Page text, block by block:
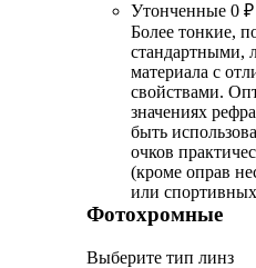
Утонченные 0 ₽
Более тонкие,
стандартными,
материала с
свойствами.
значениях
быть
очков
(кроме оправ
или
Фотохромные
Выберите тип линз